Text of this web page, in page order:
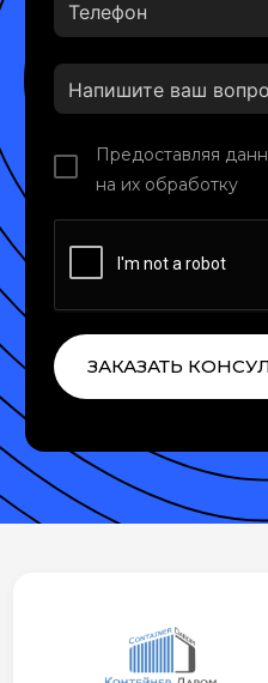
Предоставляя
на их обработку
ЗАКАЗАТЬ